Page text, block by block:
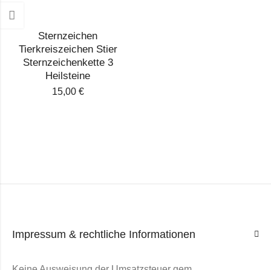
Sternzeichen
Tierkreiszeichen Stier
Sternzeichenkette 3
Heilsteine
15,00 €
Impressum & rechtliche Informationen